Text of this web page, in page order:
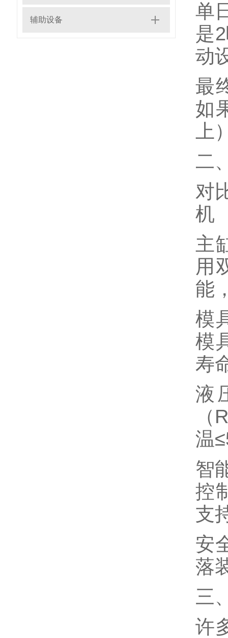
辅助设备
单
是
动
最
如
二
对
机
主
用
能
模
模
寿
液
温
智
控
支
安
落
三
许